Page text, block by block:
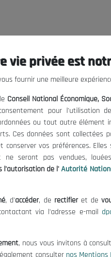
Informations
Mentions Légales
Conditions d'Utilisation
Politique de Protection des
Politique des Cookies
© 2026 Conseil
vie privée est
fournir une meilleure
Conseil National Économique,
pour l'utilisation
ou tout autre élément
Ces données sont collectées
conserver vos préférences.
ne seront pas vendues,
l'autorisation de l' Autorité
, d'accéder, de rectifieret de
via l'adresse e-mail
, nous vous invitons à
consulter nos Mentions